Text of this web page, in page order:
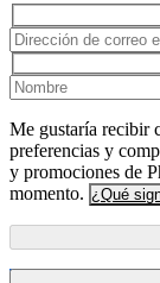
Me gustaría recibir
preferencias y
y promociones de
momento. ¿Qué